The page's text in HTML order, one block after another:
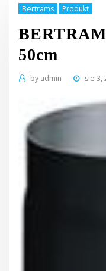
Bertrams Produkt
50cm
by admin sie 3,